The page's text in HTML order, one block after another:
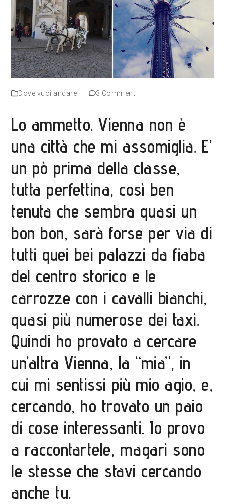
Dove vuoi andare 3 Commenti
Lo ammetto. Vienna non è
una città che mi assomiglia. E’
un pò prima della classe,
tutta perfettina, così ben
tenuta che sembra quasi un
bon bon, sarà forse per via di
tutti quei bei palazzi da fiaba
del centro storico e le
carrozze con i cavalli bianchi,
quasi più numerose dei taxi.
Quindi ho provato a cercare
un’altra Vienna, la “mia”, in
cui mi sentissi più mio agio, e,
cercando, ho trovato un paio
di cose interessanti. Io provo
a raccontartele, magari sono
le stesse che stavi cercando
anche tu.